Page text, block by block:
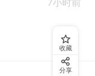
7小时前
收藏
分享